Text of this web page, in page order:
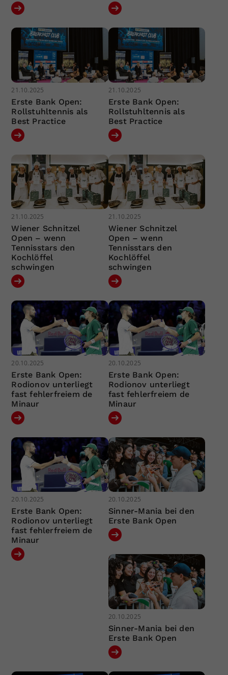
21.10.2025
Erste Bank Open:
Rollstuhltennis als
Best Practice
21.10.2025
Erste Bank Open:
Rollstuhltennis als
Best Practice
21.10.2025
Wiener Schnitzel
Open – wenn
Tennisstars den
Kochlöffel
schwingen
21.10.2025
Wiener Schnitzel
Open – wenn
Tennisstars den
Kochlöffel
schwingen
20.10.2025
Erste Bank Open:
Rodionov unterliegt
fast fehlerfreiem de
Minaur
20.10.2025
Erste Bank Open:
Rodionov unterliegt
fast fehlerfreiem de
Minaur
20.10.2025
Erste Bank Open:
Rodionov unterliegt
fast fehlerfreiem de
Minaur
20.10.2025
Sinner-Mania bei den
Erste Bank Open
20.10.2025
Sinner-Mania bei den
Erste Bank Open